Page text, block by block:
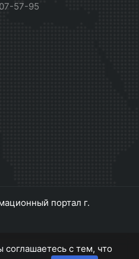
57-95
портал г.
соглашаетесь с тем, что